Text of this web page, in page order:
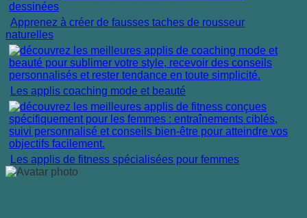
Apprenez à créer de fausses taches de rousseur
naturelles
Les applis coaching mode et beauté
Les applis de fitness spécialisées pour femmes